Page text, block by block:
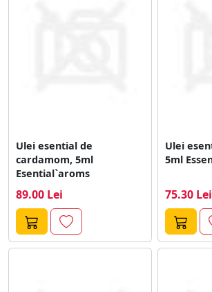
Ulei esential de
cardamom, 5ml
Esential`aroms
89.00 Lei
Ulei
5ml
75.30 Lei